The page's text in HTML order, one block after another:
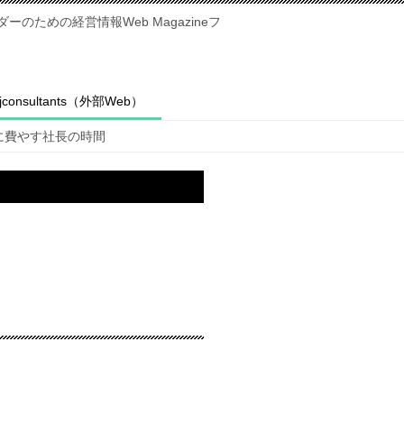
ーのための経営情報Web Magazineフ
（外部Web）
費やす社長の時間